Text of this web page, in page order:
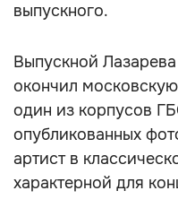
выпускного.
Выпускной
окончил
один из корпусов
опубликованных
артист в
характерной для